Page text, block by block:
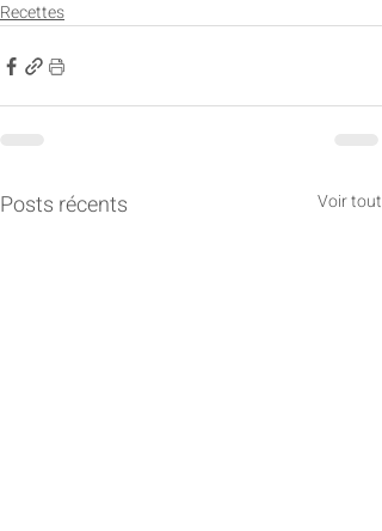
Recettes
Posts récents Voir tout